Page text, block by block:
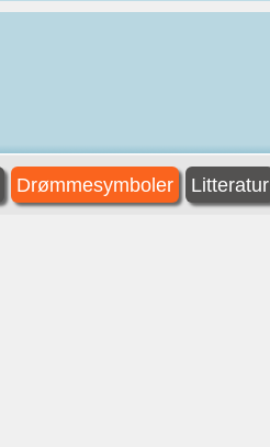
Drømmesymboler Litteratur